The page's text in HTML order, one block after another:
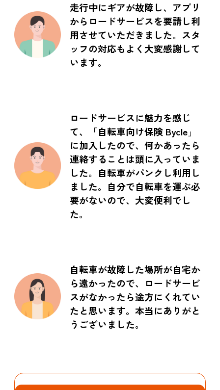
走行中にギアが故障し、アプリ
からロードサービスを要請し利
用させていただきました。スタ
ッフの対応もよく大変感謝して
います。
ロードサービスに魅力を感じ
て、「自転車向け保険 Bycle」
に加入したので、何かあったら
連絡することは頭に入っていま
した。自転車がパンクし利用し
ました。自分で自転車を運ぶ必
要がないので、大変便利でし
た。
自転車が故障した場所が自宅か
ら遠かったので、ロードサービ
スがなかったら途方にくれてい
たと思います。本当にありがと
うございました。